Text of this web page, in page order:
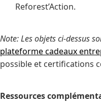
Reforest’Action.
Note: Les objets ci-dessus
plateforme cadeaux
possible et certifications
Ressources